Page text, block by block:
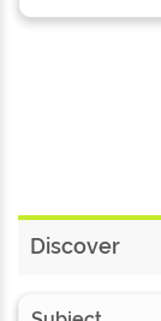
Discover